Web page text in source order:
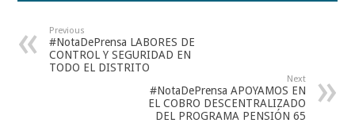
Previous
#NotaDePrensa LABORES DE
CONTROL Y SEGURIDAD EN
TODO EL DISTRITO
Next
#NotaDePrensa APOYAMOS EN
EL COBRO DESCENTRALIZADO
DEL PROGRAMA PENSIÓN 65